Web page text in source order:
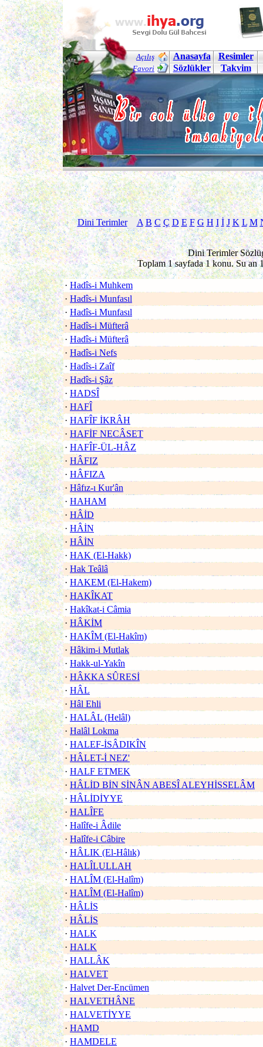
Açılış
Favori
Anasayfa
Resimler
Sözlükler
Takvim
Dini Terimler A B C Ç D E F G H I İ J K L M
Dini Terimler
Toplam 1 sayfada 1 konu. Su an
· Hadîs-i Muhkem
· Hadîs-i Munfasıl
· Hadîs-i Munfasıl
· Hadîs-i Müfterâ
· Hadîs-i Müfterâ
· Hadîs-i Nefs
· Hadîs-i Zaîf
· Hadîs-i Şâz
· HADSÎ
· HAFÎ
· HAFÎF İKRÂH
· HAFİF NECÂSET
· HAFÎF-ÜL-HÂZ
· HÂFIZ
· HÂFIZA
· Hâfız-ı Kur'ân
· HAHAM
· HÂİD
· HÂİN
· HÂİN
· HAK (El-Hakk)
· Hak Teâlâ
· HAKEM (El-Hakem)
· HAKÎKAT
· Hakîkat-i Câmia
· HÂKİM
· HAKÎM (El-Hakîm)
· Hâkim-i Mutlak
· Hakk-ul-Yakîn
· HÂKKA SÛRESİ
· HÂL
· Hâl Ehli
· HALÂL (Helâl)
· Halâl Lokma
· HALEF-İSÂDIKÎN
· HÂLET-İ NEZ'
· HALF ETMEK
· HÂLİD BİN SİNÂN ABESÎ ALEYHİSSELÂM
· HÂLİDİYYE
· HALÎFE
· Halîfe-i Âdile
· Halîfe-i Câbire
· HÂLIK (El-Hâlık)
· HALÎLULLAH
· HALÎM (El-Halîm)
· HALÎM (El-Halîm)
· HÂLİS
· HÂLİS
· HALK
· HALK
· HALLÂK
· HALVET
· Halvet Der-Encümen
· HALVETHÂNE
· HALVETİYYE
· HAMD
· HAMDELE